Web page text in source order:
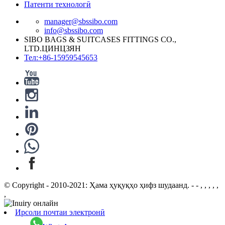
Патенти технологӣ
manager@sbssibo.com
info@sbssibo.com
SIBO BAGS & SUITCASES FITTINGS CO.,
LTD.ЦИНЦЗЯН
Тел:+86-15959545653
© Copyright - 2010-2021: Ҳама ҳуқуқҳо ҳифз шудаанд. - - , , , , ,
,
Ирсоли почтаи электронӣ